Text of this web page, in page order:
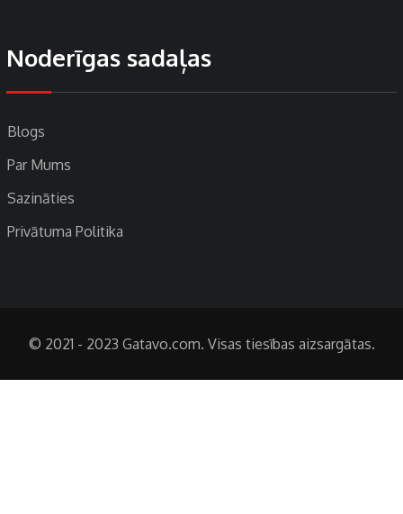
Noderīgas sadaļas
Blogs
Par Mums
Sazināties
Privātuma Politika
© 2021 - 2023 Gatavo.com. Visas tiesības aizsargātas.